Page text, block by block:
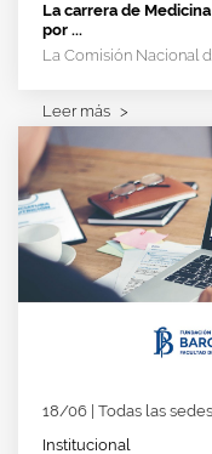
La carrera de
por ...
La Comisión Nacional
Leer más >
18/06 | Todas las sedes
Institucional